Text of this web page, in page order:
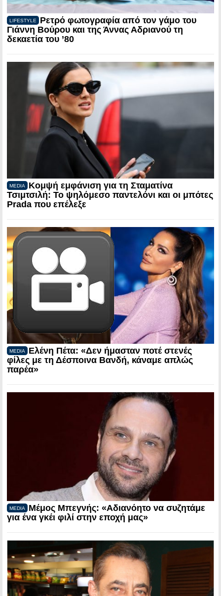
LIFESTYLE
Ρετρό φωτογραφία από τον γάμο του
Γιάννη Βούρου και της Άννας Αδριανού τη
δεκαετία του ’80
MEDIA
Κομψή εμφάνιση για τη Σταματίνα
Τσιμτσιλή: Το ψηλόμεσο παντελόνι και οι μπότες
Prada που επέλεξε
MEDIA
Ελένη Πέτα: «Δεν ήμασταν ποτέ στενές
φίλες με τη Δέσποινα Βανδή, κάναμε απλώς
παρέα»
MEDIA
Μέμος Μπεγνής: «Αδιανόητο να συζητάμε
για ένα γκέι φιλί στην εποχή μας»